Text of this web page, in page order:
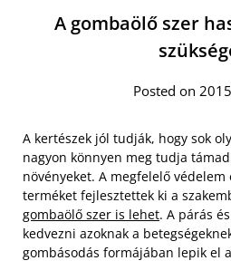
A gombaölő szer
Posted on
A kertészek jól tudják, hogy sok
nagyon könnyen meg tudja
növényeket. A megfelelő
terméket fejlesztettek ki a
gombaölő szer is lehet. A párás
kedvezni azoknak a
gombásodás formájában lepik el